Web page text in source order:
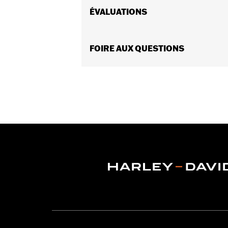
2023 et après, FLHX, FLTRX et
après, et de tourisme et Trike 2017
Vendues séparément:Cliquez sur
Poignées de
GARANTIE:Garantie limitée de 1 an –
ÉVALUATIONS
FOIRE AUX QUESTIONS